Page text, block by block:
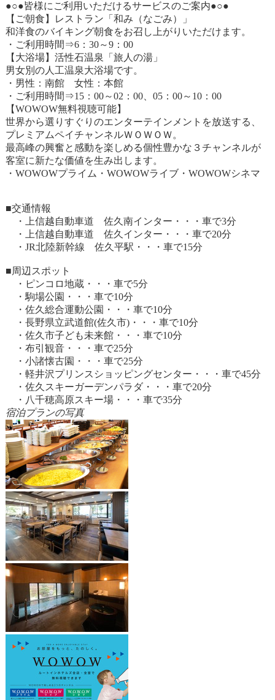
●○●皆様にご利用いただけるサービスのご案内●○●
【ご朝食】レストラン「和み（なごみ）」
和洋食のバイキング朝食をお召し上がりいただけます。
・ご利用時間⇒6：30～9：00
【大浴場】活性石温泉「旅人の湯」
男女別の人工温泉大浴場です。
・男性：南館 女性：本館
・ご利用時間⇒15：00～02：00、05：00～10：00
【WOWOW無料視聴可能】
世界から選りすぐりのエンターテインメントを放送する、
プレミアムペイチャンネルＷＯＷＯＷ。
最高峰の興奮と感動を楽しめる個性豊かな３チャンネルが
客室に新たな価値を生み出します。
・WOWOWプライム・WOWOWライブ・WOWOWシネマ
■交通情報
・上信越自動車道 佐久南インター・・・車で3分
・上信越自動車道 佐久インター・・・車で20分
・JR北陸新幹線 佐久平駅・・・車で15分
■周辺スポット
・ピンコロ地蔵・・・車で5分
・駒場公園・・・車で10分
・佐久総合運動公園・・・車で10分
・長野県立武道館(佐久市)・・・車で10分
・佐久市子ども未来館・・・車で10分
・布引観音・・・車で25分
・小諸懐古園・・・車で25分
・軽井沢プリンスショッピングセンター・・・車で45分
・佐久スキーガーデンパラダ・・・車で20分
・八千穂高原スキー場・・・車で35分
宿泊プランの写真